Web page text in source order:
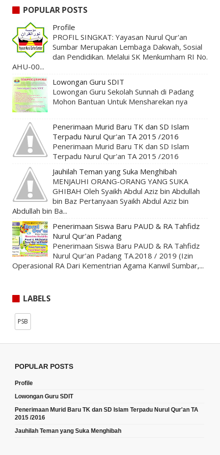
POPULAR POSTS
Profile
PROFIL SINGKAT: Yayasan Nurul Qur'an
Sumbar Merupakan Lembaga Dakwah, Sosial
dan Pendidikan. Melalui SK Menkumham RI No.
AHU-00...
Lowongan Guru SDIT
Lowongan Guru Sekolah Sunnah di Padang
Mohon Bantuan Untuk Mensharekan nya
Penerimaan Murid Baru TK dan SD Islam
Terpadu Nurul Qur'an TA 2015 /2016
Penerimaan Murid Baru TK dan SD Islam
Terpadu Nurul Qur'an TA 2015 /2016
Jauhilah Teman yang Suka Menghibah
MENJAUHI ORANG-ORANG YANG SUKA
GHIBAH Oleh Syaikh Abdul Aziz bin Abdullah
bin Baz Pertanyaan Syaikh Abdul Aziz bin
Abdullah bin Ba...
Penerimaan Siswa Baru PAUD & RA Tahfidz
Nurul Qur'an Padang
Penerimaan Siswa Baru PAUD & RA Tahfidz
Nurul Qur'an Padang TA.2018 / 2019 (Izin
Operasional RA Dari Kementrian Agama Kanwil Sumbar,...
LABELS
PSB
POPULAR POSTS
Profile
Lowongan Guru SDIT
Penerimaan Murid Baru TK dan SD Islam Terpadu Nurul Qur'an TA
2015 /2016
Jauhilah Teman yang Suka Menghibah